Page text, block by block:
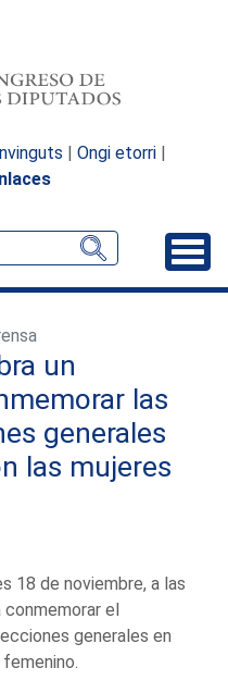
| Ongi etorri |
un
las
generales
las mujeres
18 de noviembre, a las
conmemorar el
generales en